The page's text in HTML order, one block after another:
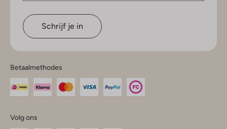
Schrijf je in
Betaalmethodes
Volg ons